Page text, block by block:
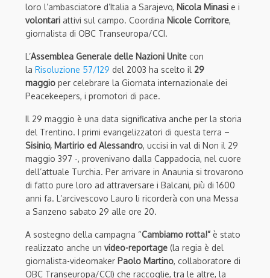
loro l’ambasciatore d’Italia a Sarajevo, Nicola Minasi e i
volontari attivi sul campo. Coordina Nicole Corritore,
giornalista di OBC Transeuropa/CCI.
L’Assemblea Generale delle Nazioni Unite con
la Risoluzione 57/129 del 2003 ha scelto il 29
maggio per celebrare la Giornata internazionale dei
Peacekeepers, i promotori di pace.
Il 29 maggio è una data significativa anche per la storia
del Trentino. I primi evangelizzatori di questa terra –
Sisinio, Martirio ed Alessandro, uccisi in val di Non il 29
maggio 397 -, provenivano dalla Cappadocia, nel cuore
dell’attuale Turchia. Per arrivare in Anaunia si trovarono
di fatto pure loro ad attraversare i Balcani, più di 1600
anni fa. L’arcivescovo Lauro li ricorderà con una Messa
a Sanzeno sabato 29 alle ore 20.
A sostegno della campagna “Cambiamo rotta!” è stato
realizzato anche un video-reportage (la regia è del
giornalista-videomaker Paolo Martino, collaboratore di
OBC Transeuropa/CCI) che raccoglie, tra le altre, la